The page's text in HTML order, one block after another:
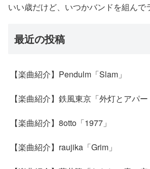
いい歳だけど、いつかバンドを組んで
最近の投稿
【楽曲紹介】Pendulm「Slam」
【楽曲紹介】鉄風東京「外灯とアパー
【楽曲紹介】8otto「1977」
【楽曲紹介】raujika「Grim」